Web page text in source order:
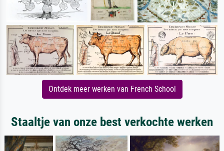
Ontdek meer werken van French School
Staaltje van onze best verkochte werken